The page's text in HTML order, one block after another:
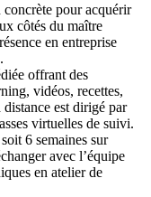
pour acquérir
côtés du maître
en entreprise
offrant des
vidéos, recettes,
est dirigé par
virtuelles de suivi.
6 semaines sur
avec l’équipe
en atelier de